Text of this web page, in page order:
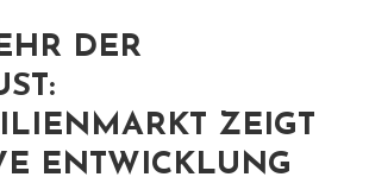
DER
ZEIGT
ENTWICKLUNG